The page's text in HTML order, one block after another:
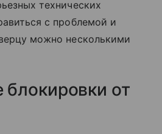
технических
с проблемой и
можно несколькими
от